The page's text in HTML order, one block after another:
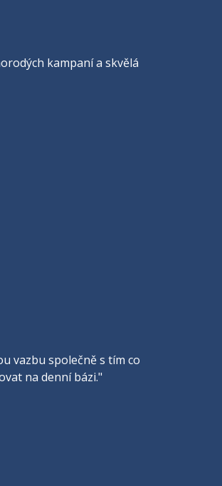
kampaní a skvělá
vazbu společně s tím co
na denní bázi."